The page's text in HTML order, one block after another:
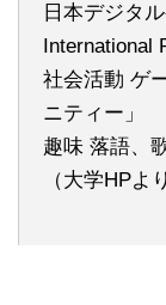
日本デジタ
International
社会活動 ゲ
ニティー」
趣味 落語、
（大学HPよ